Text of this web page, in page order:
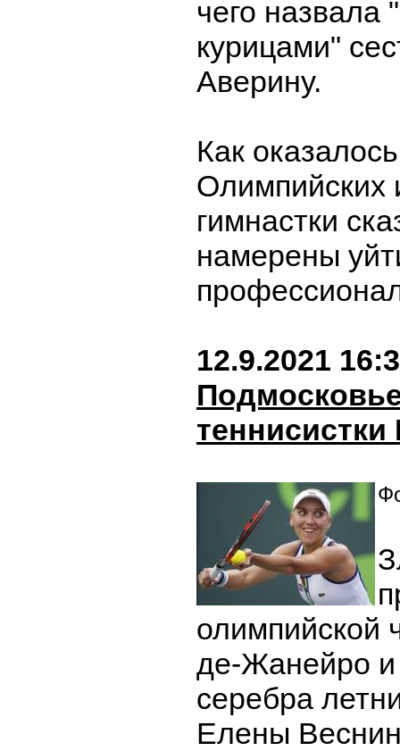
чего назвала
курицами"
Аверину.
Как
Олимпийских
гимнастки
намерены
12.9.2021
олимпийской
де-Жанейро и
серебра
Елены